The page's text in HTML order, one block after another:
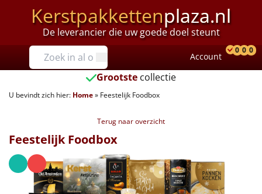
Kerstpakkettenplaza.nl
De leverancier die uw goede doel steunt
Prijzen
Tot €25
€25 tot €35
€40 tot €45
€45 tot €50
Account
0 0 0
Grootste collectie
U bevindt zich hier: Home» Feestelijk Foodbox
Terug naar overzicht
Feestelijk Foodbox